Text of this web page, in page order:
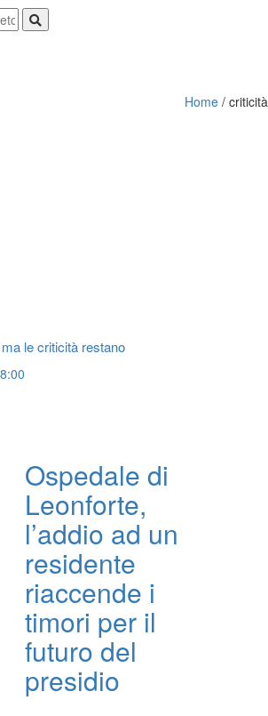
Home / criticità
le criticità restano
Ospedale di
Leonforte,
l’addio ad un
residente
riaccende i
timori per il
futuro del
presidio